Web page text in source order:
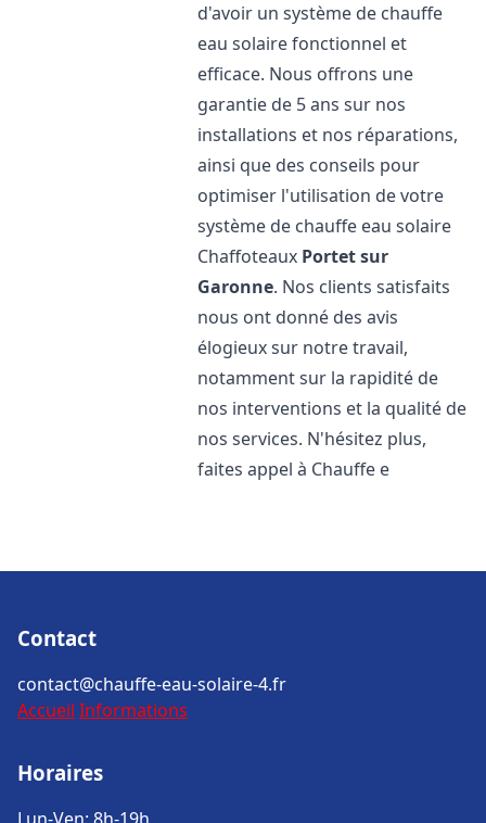
d'avoir un système de chauffe
eau solaire fonctionnel et
efficace. Nous offrons une
garantie de 5 ans sur nos
installations et nos réparations,
ainsi que des conseils pour
optimiser l'utilisation de votre
système de chauffe eau solaire
Chaffoteaux Portet sur
Garonne. Nos clients satisfaits
nous ont donné des avis
élogieux sur notre travail,
notamment sur la rapidité de
nos interventions et la qualité de
nos services. N'hésitez plus,
faites appel à Chauffe e
Contact
contact@chauffe-eau-solaire-4.fr
Accueil Informations
Horaires